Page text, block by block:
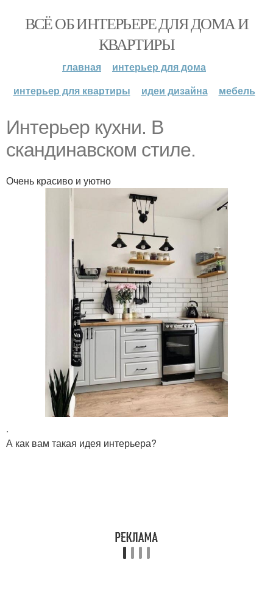
ВСЁ ОБ ИНТЕРЬЕРЕ ДЛЯ ДОМА И
КВАРТИРЫ
главная
интерьер для дома
интерьер для квартиры
идеи дизайна мебель
Интерьер кухни. В
скандинавском стиле.
Очень красиво и уютно
.
А как вам такая идея интерьера?